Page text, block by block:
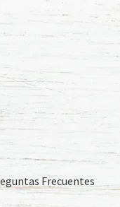
Frecuentes